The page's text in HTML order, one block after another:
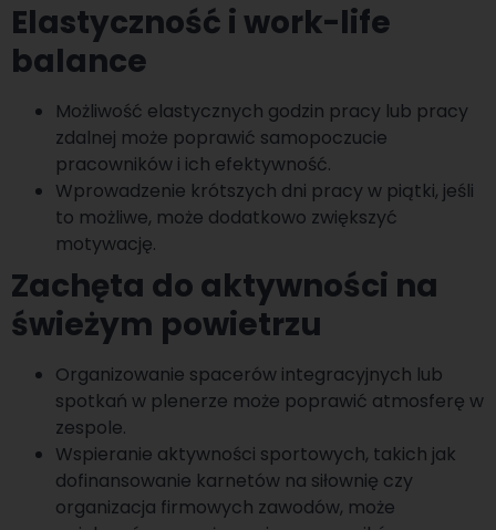
Elastyczność i work-life
balance
Możliwość elastycznych godzin pracy lub pracy
zdalnej może poprawić samopoczucie
pracowników i ich efektywność.
Wprowadzenie krótszych dni pracy w piątki, jeśli
to możliwe, może dodatkowo zwiększyć
motywację.
Zachęta do aktywności na
świeżym powietrzu
Organizowanie spacerów integracyjnych lub
spotkań w plenerze może poprawić atmosferę w
zespole.
Wspieranie aktywności sportowych, takich jak
dofinansowanie karnetów na siłownię czy
organizacja firmowych zawodów, może